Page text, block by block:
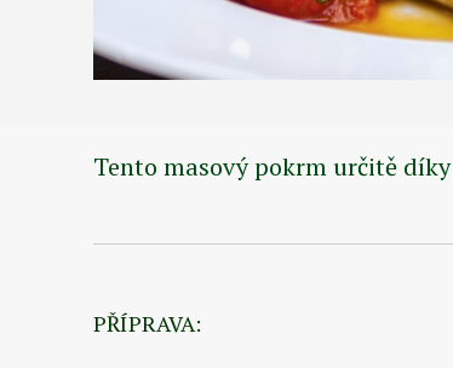
Tento masový pokrm určitě
PŘÍPRAVA: